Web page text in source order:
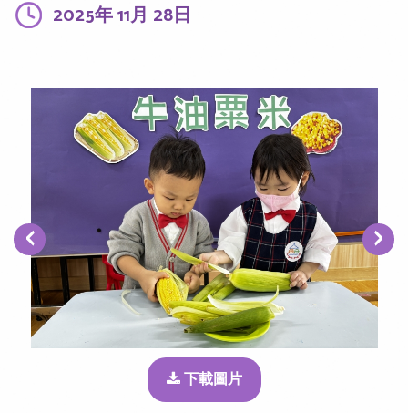
2025年 11月 28日
下載圖片
‹ ›